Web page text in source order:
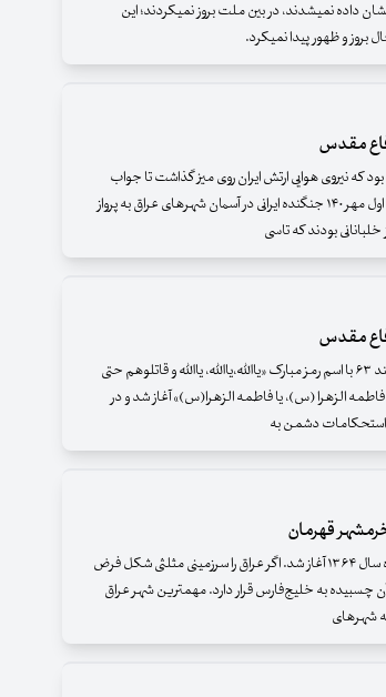
داده نمیشدند، در بین ملت بروز نمیکردند؛ این
و ظهور پیدا نمیکرد.
مقدس
طرح جنگی ایران «کمان ۹۹» بود که نیروی هوایی ارتش ایران روی میز گذاشت تا جواب
حمله هوایی عراق را داده باشد. صبح اول مهر ۱۴۰ جنگنده ایرانی در آسمان شهرهای عراق به پرواز
بودند که تاسی
مقدس
عملیات بدر در ساعت ‌۲۳ روز ‌۲۰ اسفند ۶۳ با اسم رمز مبارک «یاالله،یاالله، یاالله و قاتلوهم حتی
فاطمه الزهرا (س)، یا فاطمه الزهرا(س)» آغاز شد و در
استحکامات دشمن به
قهرمان
«عملیات والفجر ۸» بیستم بهمن‌ماه سال ۱۳۶۴ آغاز شد. اگر عراق را سرزمینی مثلثی شکل فرض
آن چسبیده به خلیج‌فارس قرار دارد. مهمترین شهر عراق
شهرهای